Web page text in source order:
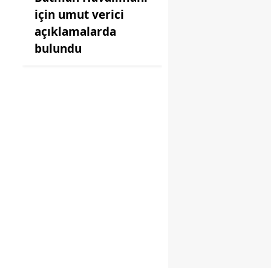
için umut verici
açıklamalarda
bulundu